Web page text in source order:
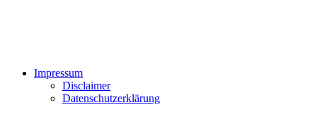
Impressum
Disclaimer
Datenschutzerklärung